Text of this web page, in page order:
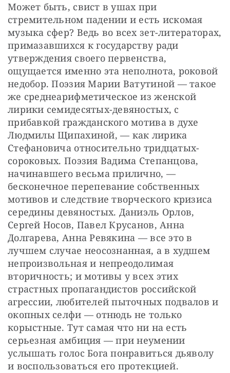
Может быть, свист в ушах при
стремительном падении и есть искомая
музыка сфер? Ведь во всех зет-литераторах,
примазавшихся к государству ради
утверждения своего первенства,
ощущается именно эта неполнота, роковой
недобор. Поэзия Марии Ватутиной — такое
же среднеарифметическое из женской
лирики семидесятых-девяностых, с
прибавкой гражданского мотива в духе
Людмилы Щипахиной, — как лирика
Стефановича относительно тридцатых-
сороковых. Поэзия Вадима Степанцова,
начинавшего весьма прилично, —
бесконечное перепевание собственных
мотивов и следствие творческого кризиса
середины девяностых. Даниэль Орлов,
Сергей Носов, Павел Крусанов, Анна
Долгарева, Анна Ревякина — все это в
лучшем случае неосознанная, а в худшем
непроизвольная и непреодолимая
вторичность; и мотивы у всех этих
страстных пропагандистов российской
агрессии, любителей пыточных подвалов и
окопных селфи — отнюдь не только
корыстные. Тут самая что ни на есть
серьезная амбиция — при неумении
услышать голос Бога понравиться дьяволу
и воспользоваться его протекцией.